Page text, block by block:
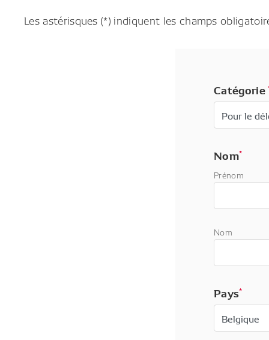
Les astérisques (*) indiquent les champs
Catégorie
Nom*
Prénom
Nom
Pays*